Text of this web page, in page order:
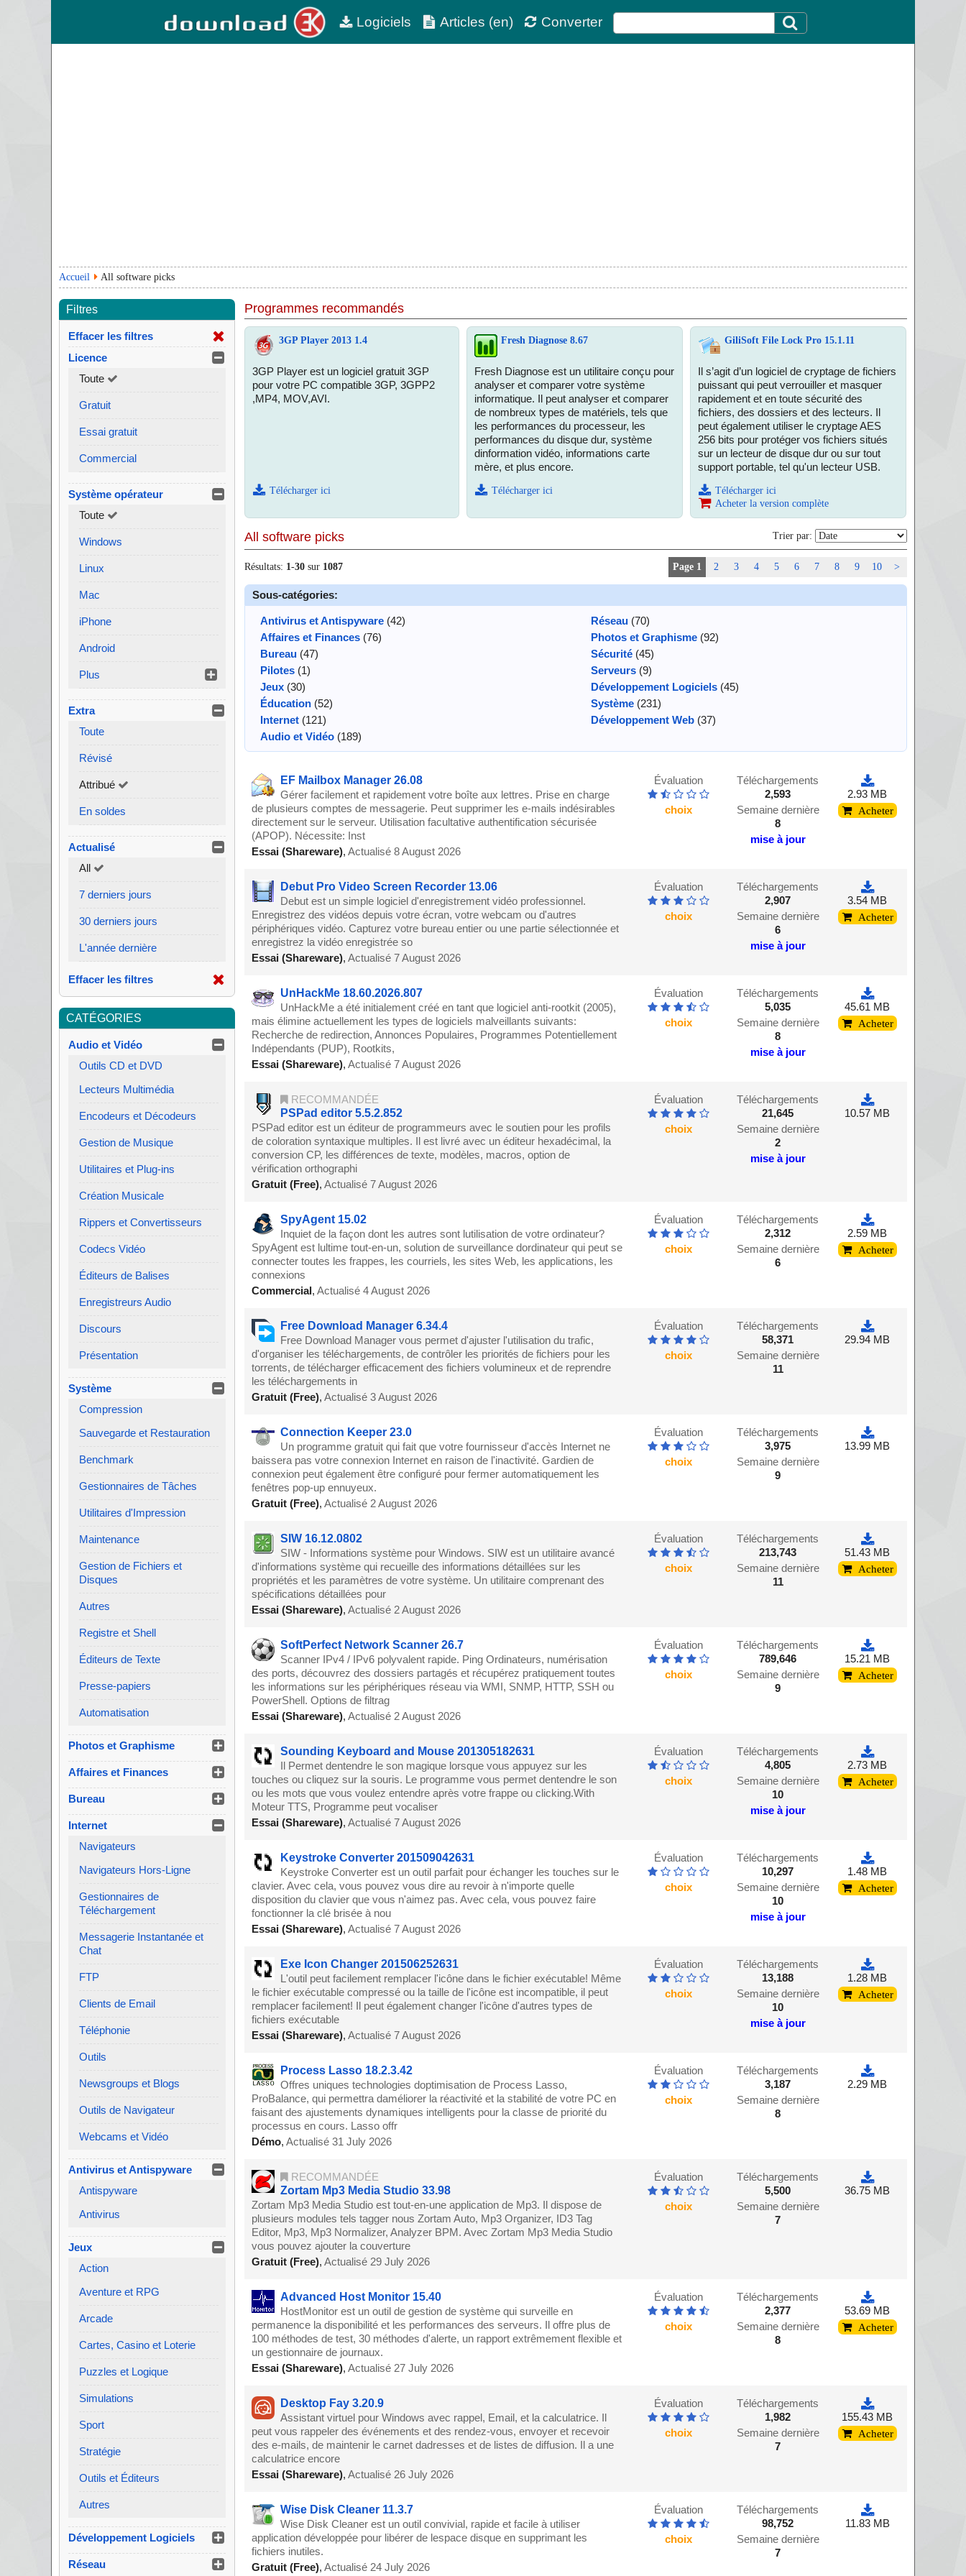
Logiciels Articles (en) Converter
Accueil All software picks
Filtres
Effacer les filtres
Licence
Toute
Gratuit
Essai gratuit
Commercial
Système opérateur
Toute
Windows
Linux
Mac
iPhone
Android
Plus
Extra
Toute
Révisé
Attribué
En soldes
Actualisé
All
7 derniers jours
30 derniers jours
L'année dernière
Effacer les filtres
CATÉGORIES
Audio et Vidéo
Outils CD et DVD
Lecteurs Multimédia
Encodeurs et Décodeurs
Gestion de Musique
Utilitaires et Plug-ins
Création Musicale
Rippers et Convertisseurs
Codecs Vidéo
Éditeurs de Balises
Enregistreurs Audio
Discours
Présentation
Système
Compression
Sauvegarde et Restauration
Benchmark
Gestionnaires de Tâches
Utilitaires d'Impression
Maintenance
Gestion de Fichiers et
Disques
Autres
Registre et Shell
Éditeurs de Texte
Presse-papiers
Automatisation
Photos et Graphisme
Affaires et Finances
Bureau
Internet
Navigateurs
Navigateurs Hors-Ligne
Gestionnaires de
Téléchargement
Messagerie Instantanée et
Chat
FTP
Clients de Email
Téléphonie
Outils
Newsgroups et Blogs
Outils de Navigateur
Webcams et Vidéo
Antivirus et Antispyware
Antispyware
Antivirus
Jeux
Action
Aventure et RPG
Arcade
Cartes, Casino et Loterie
Puzzles et Logique
Simulations
Sport
Stratégie
Outils et Éditeurs
Autres
Développement Logiciels
Réseau
Programmes recommandés
3GP Player 2013 1.4 Fresh Diagnose 8.67 GiliSoft File Lock Pro 15.1.11
3GP Player est un logiciel gratuit 3GP
pour votre PC compatible 3GP, 3GPP2
,MP4, MOV,AVI.
Fresh Diagnose est un utilitaire conçu pour
analyser et comparer votre système
informatique. Il peut analyser et comparer
de nombreux types de matériels, tels que
les performances du processeur, les
performances du disque dur, système
dinformation vidéo, informations carte
mère, et plus encore.
Il s’agit d’un logiciel de cryptage de fichiers
puissant qui peut verrouiller et masquer
rapidement et en toute sécurité des
fichiers, des dossiers et des lecteurs. Il
peut également utiliser le cryptage AES
256 bits pour protéger vos fichiers situés
sur un lecteur de disque dur ou sur tout
support portable, tel qu'un lecteur USB.
Télécharger ici Télécharger ici
Télécharger ici
Acheter la version complète
All software picks Trier par:
Résultats: 1-30 sur 1087 Page 1 2 3 4 5 6 7 8 9 10 >
Sous-catégories:
Antivirus et Antispyware(42)
Affaires et Finances(76)
Bureau(47)
Pilotes(1)
Jeux(30)
Éducation(52)
Internet(121)
Audio et Vidéo(189)
Réseau(70)
Photos et Graphisme(92)
Sécurité(45)
Serveurs(9)
Développement Logiciels(45)
Système(231)
Développement Web(37)
EF Mailbox Manager 26.08
Gérer facilement et rapidement votre boîte aux lettres. Prise en charge
de plusieurs comptes de messagerie. Peut supprimer les e-mails indésirables
directement sur le serveur. Utilisation facultative authentification sécurisée
(APOP). Nécessite: Inst
Essai (Shareware), Actualisé 8 August 2026
Évaluation
choix
Téléchargements
2,593
Semaine dernière
8
mise à jour
2.93 MB
Acheter
Debut Pro Video Screen Recorder 13.06
Debut est un simple logiciel d'enregistrement vidéo professionnel.
Enregistrez des vidéos depuis votre écran, votre webcam ou d'autres
périphériques vidéo. Capturez votre bureau entier ou une partie sélectionnée et
enregistrez la vidéo enregistrée so
Essai (Shareware), Actualisé 7 August 2026
Évaluation
choix
Téléchargements
2,907
Semaine dernière
6
mise à jour
3.54 MB
Acheter
UnHackMe 18.60.2026.807
UnHackMe a été initialement créé en tant que logiciel anti-rootkit (2005),
mais élimine actuellement les types de logiciels malveillants suivants:
Recherche de redirection, Annonces Populaires, Programmes Potentiellement
Indépendants (PUP), Rootkits,
Essai (Shareware), Actualisé 7 August 2026
Évaluation
choix
Téléchargements
5,035
Semaine dernière
8
mise à jour
45.61 MB
Acheter
RECOMMANDÉE
PSPad editor 5.5.2.852
PSPad editor est un éditeur de programmeurs avec le soutien pour les profils
de coloration syntaxique multiples. Il est livré avec un éditeur hexadécimal, la
conversion CP, les différences de texte, modèles, macros, option de
vérification orthographi
Gratuit (Free), Actualisé 7 August 2026
Évaluation
choix
Téléchargements
21,645
Semaine dernière
2
mise à jour
10.57 MB
SpyAgent 15.02
Inquiet de la façon dont les autres sont lutilisation de votre ordinateur?
SpyAgent est lultime tout-en-un, solution de surveillance dordinateur qui peut se
connecter toutes les frappes, les courriels, les sites Web, les applications, les
connexions
Commercial, Actualisé 4 August 2026
Évaluation
choix
Téléchargements
2,312
Semaine dernière
6
2.59 MB
Acheter
Free Download Manager 6.34.4
Free Download Manager vous permet d'ajuster l'utilisation du trafic,
d'organiser les téléchargements, de contrôler les priorités de fichiers pour les
torrents, de télécharger efficacement des fichiers volumineux et de reprendre
les téléchargements in
Gratuit (Free), Actualisé 3 August 2026
Évaluation
choix
Téléchargements
58,371
Semaine dernière
11
29.94 MB
Connection Keeper 23.0
Un programme gratuit qui fait que votre fournisseur d'accès Internet ne
baissera pas votre connexion Internet en raison de l'inactivité. Gardien de
connexion peut également être configuré pour fermer automatiquement les
fenêtres pop-up ennuyeux.
Gratuit (Free), Actualisé 2 August 2026
Évaluation
choix
Téléchargements
3,975
Semaine dernière
9
13.99 MB
SIW 16.12.0802
SIW - Informations système pour Windows. SIW est un utilitaire avancé
d'informations système qui recueille des informations détaillées sur les
propriétés et les paramètres de votre système. Un utilitaire comprenant des
spécifications détaillées pour
Essai (Shareware), Actualisé 2 August 2026
Évaluation
choix
Téléchargements
213,743
Semaine dernière
11
51.43 MB
Acheter
SoftPerfect Network Scanner 26.7
Scanner IPv4 / IPv6 polyvalent rapide. Ping Ordinateurs, numérisation
des ports, découvrez des dossiers partagés et récupérez pratiquement toutes
les informations sur les périphériques réseau via WMI, SNMP, HTTP, SSH ou
PowerShell. Options de filtrag
Essai (Shareware), Actualisé 2 August 2026
Évaluation
choix
Téléchargements
789,646
Semaine dernière
9
15.21 MB
Acheter
Sounding Keyboard and Mouse 201305182631
Il Permet dentendre le son magique lorsque vous appuyez sur les
touches ou cliquez sur la souris. Le programme vous permet dentendre le son
ou les mots que vous voulez entendre après votre frappe ou clicking.With
Moteur TTS, Programme peut vocaliser
Essai (Shareware), Actualisé 7 August 2026
Évaluation
choix
Téléchargements
4,805
Semaine dernière
10
mise à jour
2.73 MB
Acheter
Keystroke Converter 201509042631
Keystroke Converter est un outil parfait pour échanger les touches sur le
clavier. Avec cela, vous pouvez vous dire au revoir à n'importe quelle
disposition du clavier que vous n'aimez pas. Avec cela, vous pouvez faire
fonctionner la clé brisée à nou
Essai (Shareware), Actualisé 7 August 2026
Évaluation
choix
Téléchargements
10,297
Semaine dernière
10
mise à jour
1.48 MB
Acheter
Exe Icon Changer 201506252631
L'outil peut facilement remplacer l'icône dans le fichier exécutable! Même
le fichier exécutable compressé ou la taille de l'icône est incompatible, il peut
remplacer facilement! Il peut également changer l'icône d'autres types de
fichiers exécutable
Essai (Shareware), Actualisé 7 August 2026
Évaluation
choix
Téléchargements
13,188
Semaine dernière
10
mise à jour
1.28 MB
Acheter
Process Lasso 18.2.3.42
Offres uniques technologies doptimisation de Process Lasso,
ProBalance, qui permettra daméliorer la réactivité et la stabilité de votre PC en
faisant des ajustements dynamiques intelligents pour la classe de priorité du
processus en cours. Lasso offr
Démo, Actualisé 31 July 2026
Évaluation
choix
Téléchargements
3,187
Semaine dernière
8
2.29 MB
RECOMMANDÉE
Zortam Mp3 Media Studio 33.98
Zortam Mp3 Media Studio est tout-en-une application de Mp3. Il dispose de
plusieurs modules tels tagger nous Zortam Auto, Mp3 Organizer, ID3 Tag
Editor, Mp3, Mp3 Normalizer, Analyzer BPM. Avec Zortam Mp3 Media Studio
vous pouvez ajouter la couverture
Gratuit (Free), Actualisé 29 July 2026
Évaluation
choix
Téléchargements
5,500
Semaine dernière
7
36.75 MB
Advanced Host Monitor 15.40
HostMonitor est un outil de gestion de système qui surveille en
permanence la disponibilité et les performances des serveurs. Il offre plus de
100 méthodes de test, 30 méthodes d'alerte, un rapport extrêmement flexible et
un gestionnaire de journaux.
Essai (Shareware), Actualisé 27 July 2026
Évaluation
choix
Téléchargements
2,377
Semaine dernière
8
53.69 MB
Acheter
Desktop Fay 3.20.9
Assistant virtuel pour Windows avec rappel, Email, et la calculatrice. Il
peut vous rappeler des événements et des rendez-vous, envoyer et recevoir
des e-mails, de maintenir le carnet dadresses et de listes de diffusion. Il a une
calculatrice encore
Essai (Shareware), Actualisé 26 July 2026
Évaluation
choix
Téléchargements
1,982
Semaine dernière
7
155.43 MB
Acheter
Wise Disk Cleaner 11.3.7
Wise Disk Cleaner est un outil convivial, rapide et facile à utiliser
application développée pour libérer de lespace disque en supprimant les
fichiers inutiles.
Gratuit (Free), Actualisé 24 July 2026
Évaluation
choix
Téléchargements
98,752
Semaine dernière
7
11.83 MB